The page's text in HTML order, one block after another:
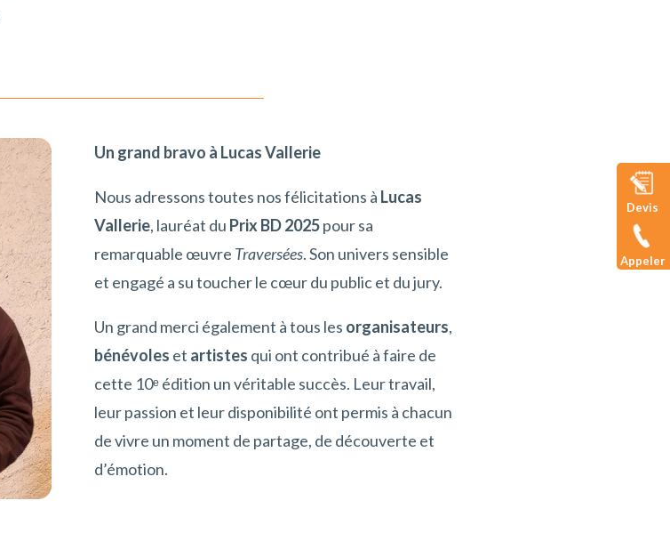
Un grand bravo à Lucas Vallerie
Nous adressons toutes nos félicitations à Lucas
Vallerie, lauréat du Prix BD 2025pour sa
remarquable œuvre Traversées. Son univers sensible
et engagé a su toucher le cœur du public et du jury.
Un grand merci également à tous les organisateurs,
bénévoles et artistes qui ont contribué à faire de
cette 10ᵉ édition un véritable succès. Leur travail,
leur passion et leur disponibilité ont permis à chacun
de vivre un moment de partage, de découverte et
d’émotion.
Devis
Appeler